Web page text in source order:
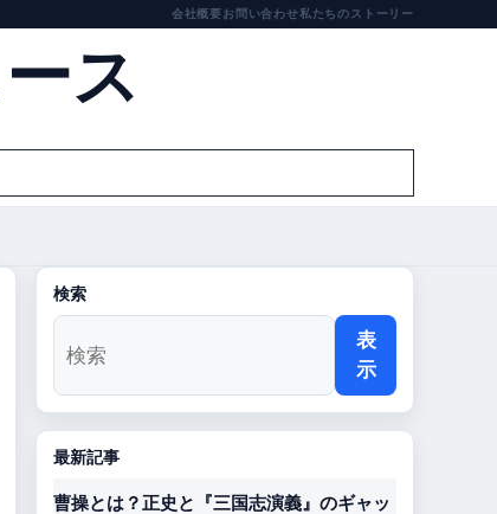
会社概要お問い合わせ私たちのストーリー
ス
検索
表
示
最新記事
曹操とは？正史と『三国志演義』のギャッ